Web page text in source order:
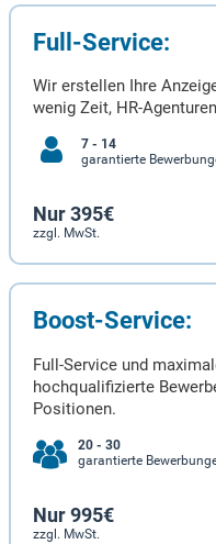
Full-Service:
Wir erstellen Ihre
wenig Zeit, HR-
7 - 14
garantierte
Nur 395€
zzgl. MwSt.
Boost-Service:
Full-Service und
hochqualifizierte
Positionen.
20 - 30
garantierte
Nur 995€
zzgl. MwSt.